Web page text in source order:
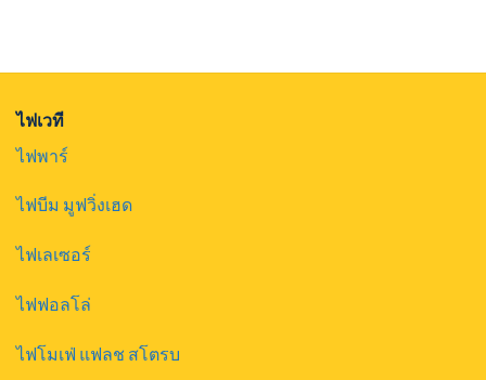
ไฟเวที
ไฟพาร์
ไฟบีม มูฟวิ่งเฮด
ไฟเลเซอร์
ไฟฟอลโล่
ไฟโมเฟ่ แฟลช สโตรบ